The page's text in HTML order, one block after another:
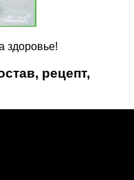
здоровье!
рецепт,